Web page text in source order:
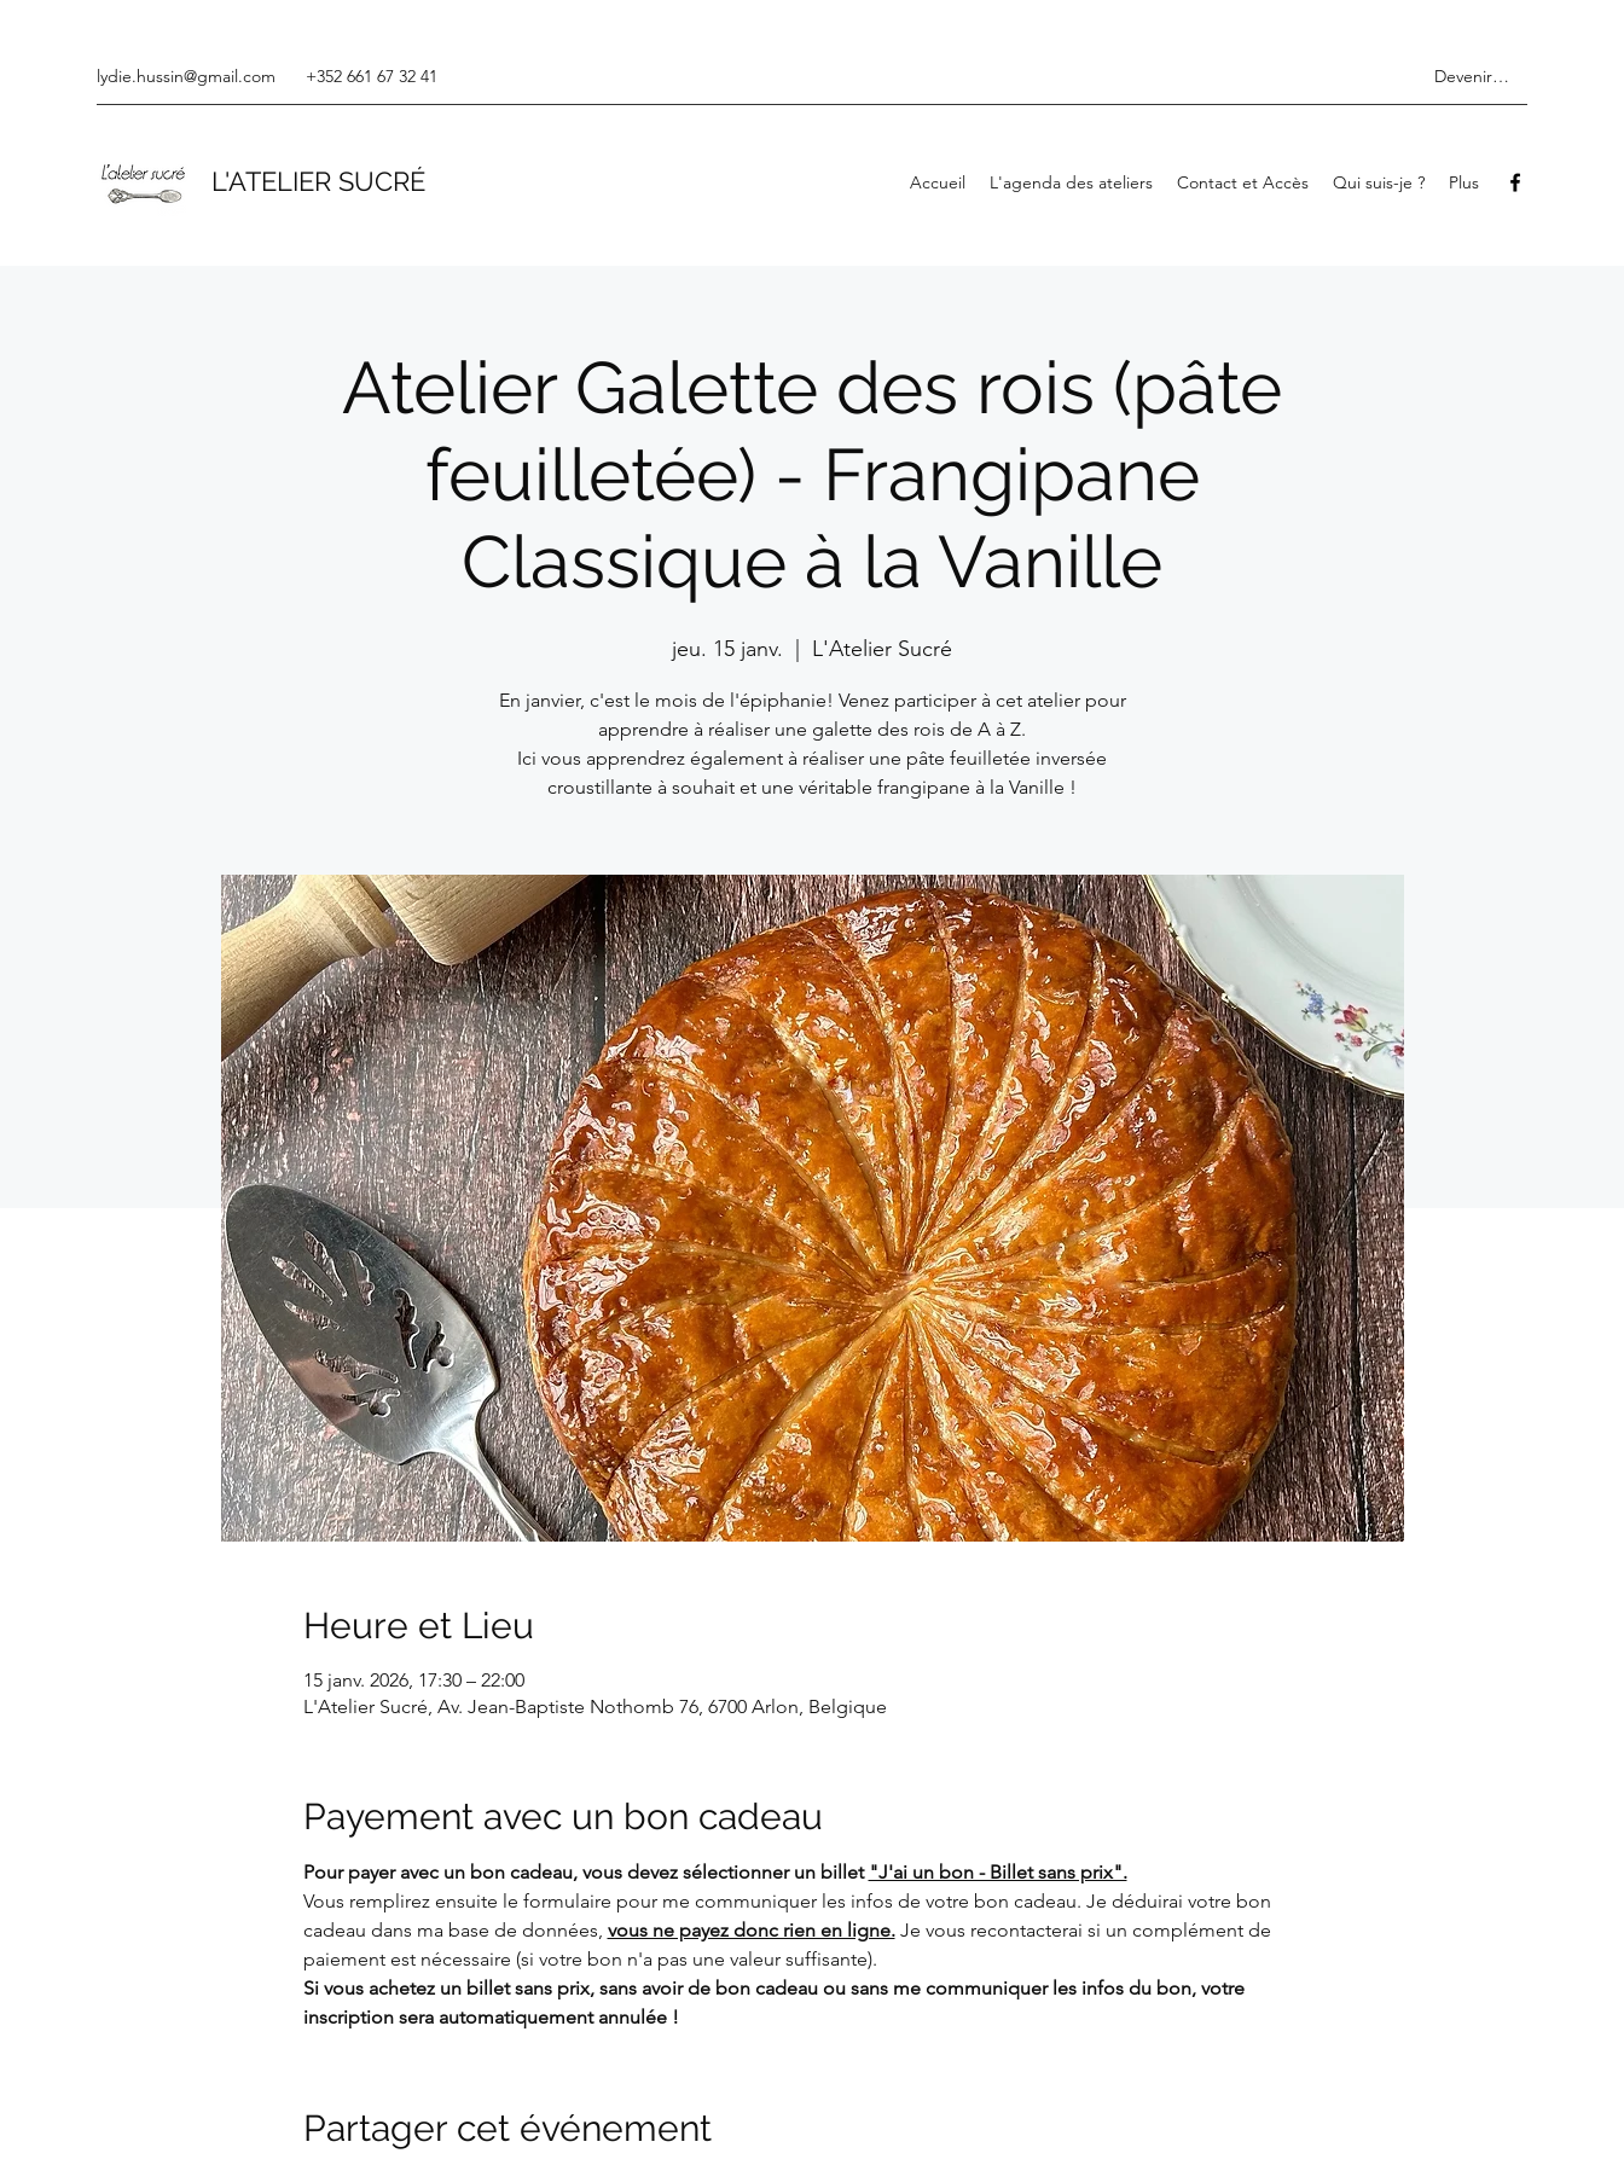
lydie.hussin@gmail.com +352 661 67 32 41 Devenir membre
L'ATELIER SUCRÉ Accueil L'agenda des ateliers Contact et Accès Qui suis-je ? Plus
Atelier Galette des rois (pâte
feuilletée) - Frangipane
Classique à la Vanille
jeu. 15 janv. L'Atelier Sucré
En janvier, c'est le mois de l'épiphanie! Venez participer à cet atelier pour
apprendre à réaliser une galette des rois de A à Z.
Ici vous apprendrez également à réaliser une pâte feuilletée inversée
croustillante à souhait et une véritable frangipane à la Vanille !
Heure et Lieu
15 janv. 2026, 17:30 – 22:00
L'Atelier Sucré, Av. Jean-Baptiste Nothomb 76, 6700 Arlon, Belgique
Payement avec un bon cadeau
Pour payer avec un bon cadeau, vous devez sélectionner un billet "J'ai un bon - Billet sans prix".
Vous remplirez ensuite le formulaire pour me communiquer les infos de votre bon cadeau. Je déduirai votre bon
cadeau dans ma base de données, vous ne payez donc rien en ligne. Je vous recontacterai si un complément de
paiement est nécessaire (si votre bon n'a pas une valeur suffisante).
Si vous achetez un billet sans prix, sans avoir de bon cadeau ou sans me communiquer les infos du bon, votre
inscription sera automatiquement annulée !
Partager cet événement